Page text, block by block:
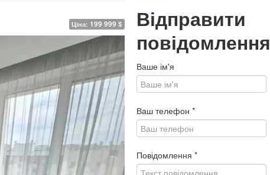
Ціна: 199 999 $
Відправити
повідомлення
Ваше ім'я
Ваш телефон *
Повідомлення *